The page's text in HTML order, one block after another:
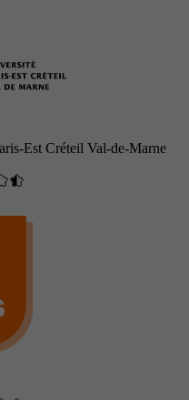
Est Créteil Val-de-Marne